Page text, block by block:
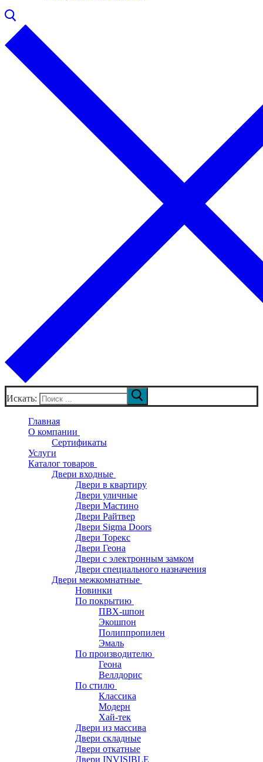
Искать:
Главная
О компании
Сертификаты
Услуги
Каталог товаров
Двери входные
Двери в квартиру
Двери уличные
Двери Мастино
Двери Райтвер
Двери Sigma Doors
Двери Торекс
Двери Геона
Двери с электронным замком
Двери специального назначения
Двери межкомнатные
Новинки
По покрытию
ПВХ-шпон
Экошпон
Полиппропилен
Эмаль
По производителю
Геона
Веллдорис
По стилю
Классика
Модерн
Хай-тек
Двери из массива
Двери складные
Двери откатные
Двери INVISIBLE